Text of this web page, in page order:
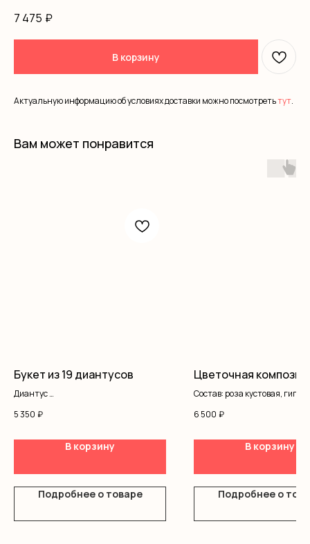
7 475 ₽
В корзину
Актуальную информацию об условиях доставки можно посмотретьтут.
Вам может понравится
Букет из 19 диантусов
Диантус
5 350 ₽
В корзину
Подробнее о товаре
Цветочная
Состав: роза кустовая,
6 500 ₽
В корзину
Подробнее о